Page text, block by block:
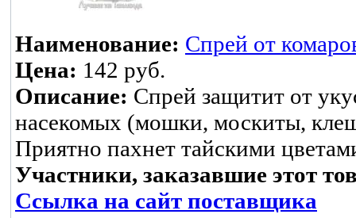
Наименование: Спрей от
Цена: 142 руб.
Описание: Спрей защитит от
насекомых (мошки, москиты,
Приятно пахнет тайскими
Участники, заказавшие этот
Ссылка на сайт поставщика